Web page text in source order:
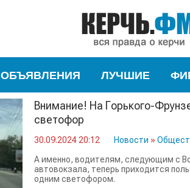
ОБЪЯВЛЕНИЯ ЛУЧШИЕ
Внимание! На Горького-
светофор
30.09.2024 20:12 Новости »
А именно, водителям, следующим с
автовокзала, теперь приходится
одним светофором.